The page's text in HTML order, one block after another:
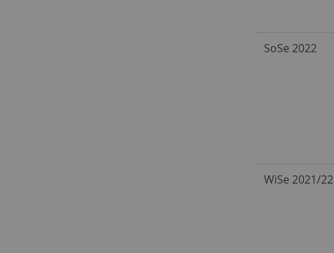
SoSe 2022
WiSe 2021/22